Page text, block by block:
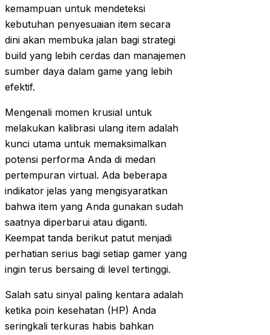
kemampuan untuk mendeteksi
kebutuhan penyesuaian item secara
dini akan membuka jalan bagi strategi
build yang lebih cerdas dan manajemen
sumber daya dalam game yang lebih
efektif.
Mengenali momen krusial untuk
melakukan kalibrasi ulang item adalah
kunci utama untuk memaksimalkan
potensi performa Anda di medan
pertempuran virtual. Ada beberapa
indikator jelas yang mengisyaratkan
bahwa item yang Anda gunakan sudah
saatnya diperbarui atau diganti.
Keempat tanda berikut patut menjadi
perhatian serius bagi setiap gamer yang
ingin terus bersaing di level tertinggi.
Salah satu sinyal paling kentara adalah
ketika poin kesehatan (HP) Anda
seringkali terkuras habis bahkan